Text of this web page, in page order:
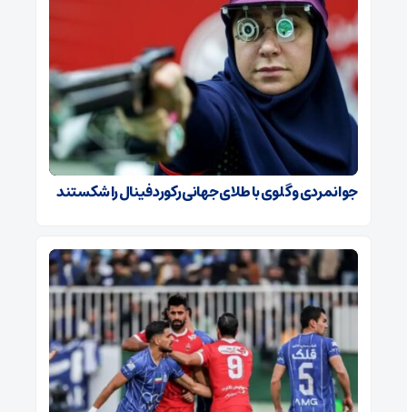
جوانمردی و گلوی با طلای جهانی رکورد فینال را شکستند